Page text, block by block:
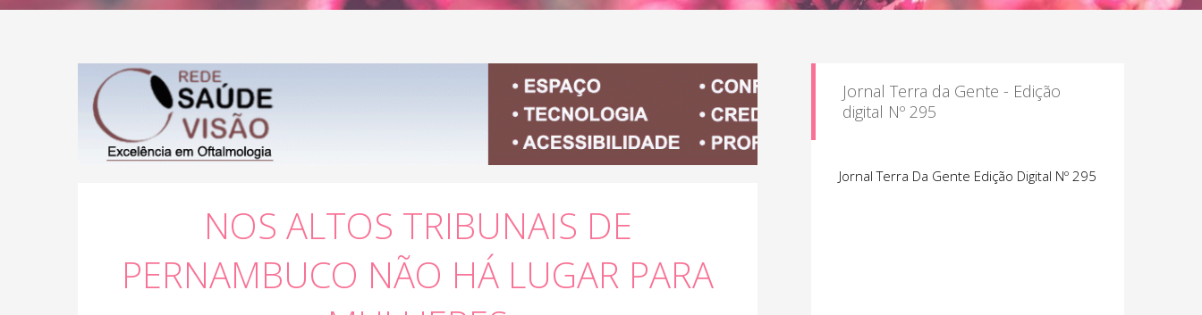
NOS ALTOS TRIBUNAIS DE
PERNAMBUCO NÃO HÁ LUGAR PARA
Jornal Terra da Gente - Edição
digital Nº 295
Jornal Terra Da Gente Edição Digital Nº 295